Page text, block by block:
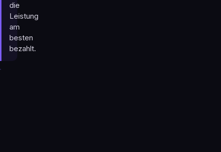
die
Leistung
am
besten
bezahlt.